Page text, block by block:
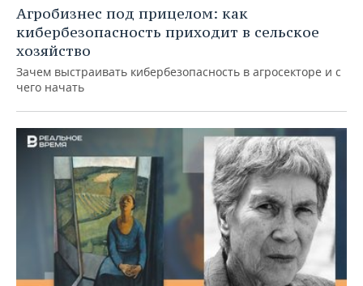
Агробизнес под прицелом: как
кибербезопасность приходит в сельское
хозяйство
Зачем выстраивать кибербезопасность в агросекторе и с
чего начать